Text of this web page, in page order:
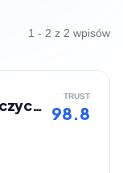
1 - 2 z 2 wpisów
Części do maszyn rolniczych - Tajlex TRUST
98.8